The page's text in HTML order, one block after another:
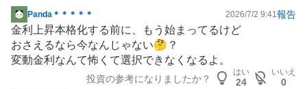
掲
示
板
記
Panda＊＊＊＊＊ 2026/7/2 9:41報告
金利上昇本格化する前に、もう始まってるけど
おさえるなら今なんじゃない🤔？
変動金利なんて怖くて選択できなくなるよ。
投資の参考になりましたか？
はい
24
いいえ
0